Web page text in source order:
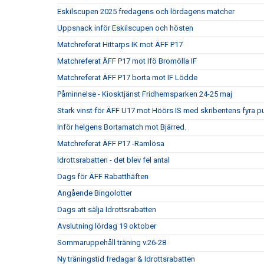
Eskilscupen 2025 fredagens och lördagens matcher
Uppsnack inför Eskilscupen och hösten
Matchreferat Hittarps IK mot ÄFF P17
Matchreferat ÄFF P17 mot Ifö Bromölla IF
Matchreferat ÄFF P17 borta mot IF Lödde
Påminnelse - Kiosktjänst Fridhemsparken 24-25 maj
Stark vinst för ÄFF U17 mot Höörs IS med skribentens fyra
Inför helgens Bortamatch mot Bjärred.
Matchreferat ÄFF P17 -Ramlösa
Idrottsrabatten - det blev fel antal
Dags för ÄFF Rabatthäften
Angående Bingolotter
Dags att sälja Idrottsrabatten
Avslutning lördag 19 oktober
Sommaruppehåll träning v.26-28
Ny träningstid fredagar & Idrottsrabatten